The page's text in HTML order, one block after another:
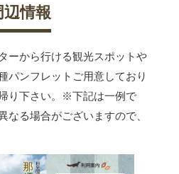
辺情報
ーから行ける観光スポットや
パンフレットご用意しており
り下さい。
※下記は一例で
なる場合がございますので、